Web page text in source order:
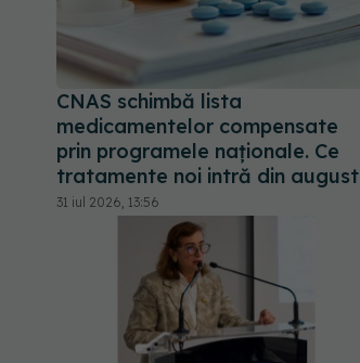
CNAS schimbă lista
medicamentelor compensate
prin programele naționale. Ce
tratamente noi intră din august
31 iul 2026, 13:56